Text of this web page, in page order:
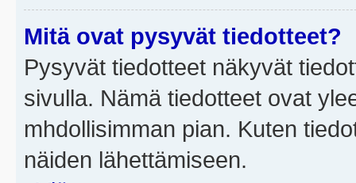
Mitä ovat pysyvät tiedotteet?
Pysyvät tiedotteet näkyvät
sivulla. Nämä tiedotteet ovat
mhdollisimman pian. Kuten
näiden lähettämiseen.